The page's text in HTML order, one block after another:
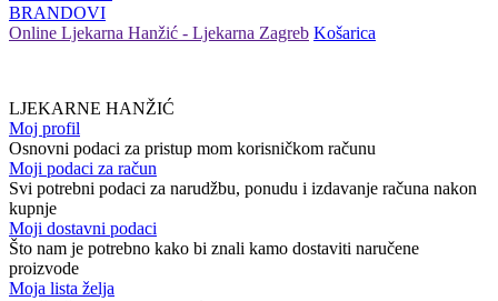
BRANDOVI
Online Ljekarna Hanžić - Ljekarna Zagreb Košarica
LJEKARNE HANŽIĆ
Moj profil
Osnovni podaci za pristup mom korisničkom računu
Moji podaci za račun
Svi potrebni podaci za narudžbu, ponudu i izdavanje računa nakon
kupnje
Moji dostavni podaci
Što nam je potrebno kako bi znali kamo dostaviti naručene
proizvode
Moja lista želja